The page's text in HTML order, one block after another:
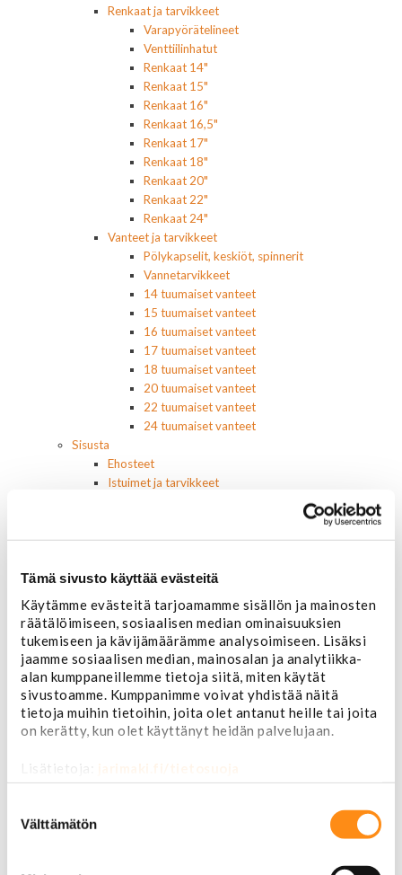
Tämä sivusto käyttää evästeitä
Käytämme evästeitä tarjoamamme sisällön ja mainosten
räätälöimiseen, sosiaalisen median ominaisuuksien
tukemiseen ja kävijämäärämme analysoimiseen. Lisäksi
jaamme sosiaalisen median, mainosalan ja analytiikka-
alan kumppaneillemme tietoja siitä, miten käytät
sivustoamme. Kumppanimme voivat yhdistää näitä
tietoja muihin tietoihin, joita olet antanut heille tai joita
on kerätty, kun olet käyttänyt heidän palvelujaan.
Lisätietoja: jarimaki.fi/tietosuoja
valinta
Välttämätön
Renkaat ja tarvikkeet
Varapyörätelineet
Venttiilinhatut
Renkaat 14"
Renkaat 15"
Renkaat 16"
Renkaat 16,5"
Renkaat 17"
Renkaat 18"
Renkaat 20"
Renkaat 22"
Renkaat 24"
Vanteet ja tarvikkeet
Pölykapselit, keskiöt, spinnerit
Vannetarvikkeet
14 tuumaiset vanteet
15 tuumaiset vanteet
16 tuumaiset vanteet
17 tuumaiset vanteet
18 tuumaiset vanteet
20 tuumaiset vanteet
22 tuumaiset vanteet
24 tuumaiset vanteet
Sisusta
Ehosteet
Istuimet ja tarvikkeet
Ratit
Radioadapterit ja johtosarjat
Muut sisustan osat
Valot ja polttimot
Valosarjat
Ajovalot
Cadillac
Chevorlet P/U
Corvette
Chrysler
Dodge